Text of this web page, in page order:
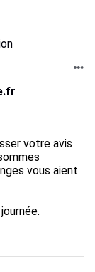
votre avis
vous aient